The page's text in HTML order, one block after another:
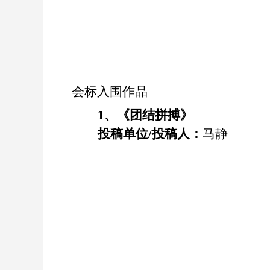
会标入围作品
1、《 团结拼搏》
投稿单位/投稿人： 马静